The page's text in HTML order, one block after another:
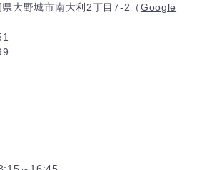
大野城市南大利2丁目7-2（Google